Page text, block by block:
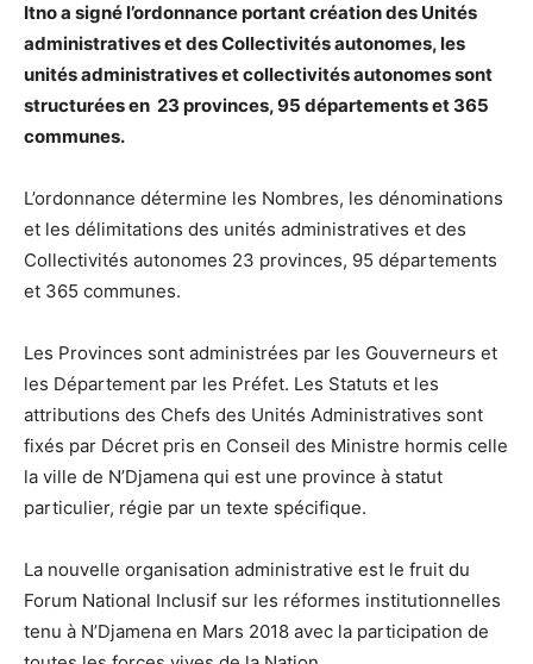
Itno a signé l’ordonnance portant création des Unités
administratives et des Collectivités autonomes, les
unités administratives et collectivités autonomes sont
structurées en 23 provinces, 95 départements et 365
communes.
L’ordonnance détermine les Nombres, les dénominations
et les délimitations des unités administratives et des
Collectivités autonomes 23 provinces, 95 départements
et 365 communes.
Les Provinces sont administrées par les Gouverneurs et
les Département par les Préfet. Les Statuts et les
attributions des Chefs des Unités Administratives sont
fixés par Décret pris en Conseil des Ministre hormis celle
la ville de N’Djamena qui est une province à statut
particulier, régie par un texte spécifique.
La nouvelle organisation administrative est le fruit du
Forum National Inclusif sur les réformes institutionnelles
tenu à N’Djamena en Mars 2018 avec la participation de